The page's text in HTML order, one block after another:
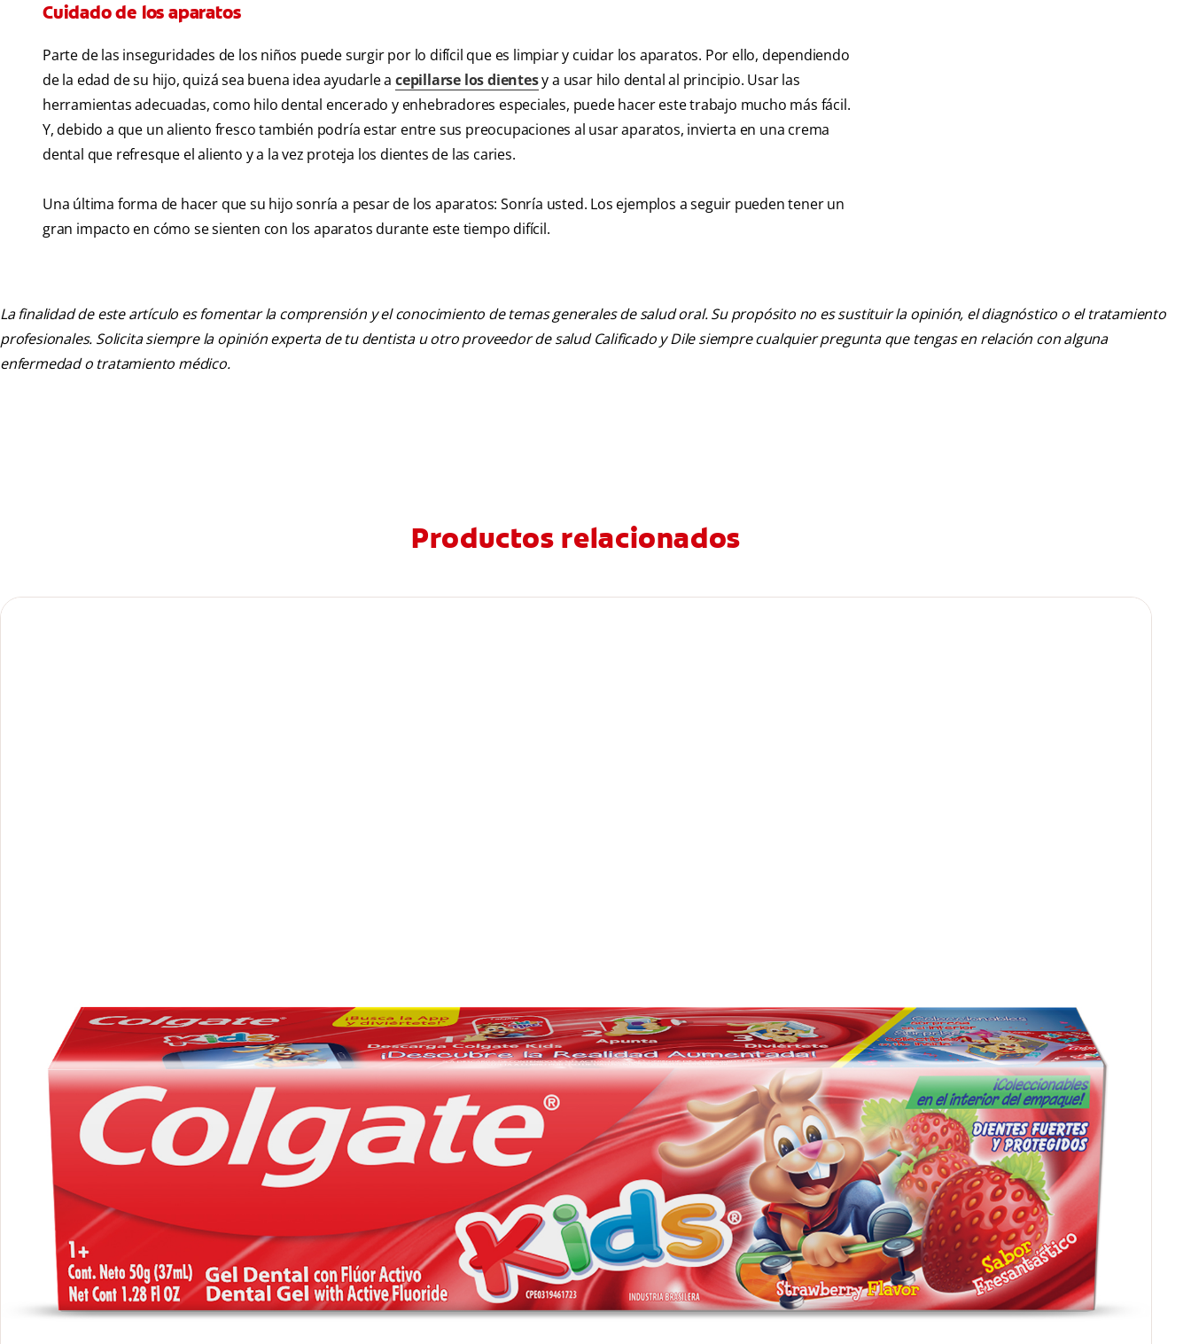
Cuidado de los aparatos
Parte de las inseguridades de los niños puede surgir por lo difícil que es limpiar y cuidar los aparatos. Por ello, dependiendo
de la edad de su hijo, quizá sea buena idea ayudarle a cepillarse los dientesy a usar hilo dental al principio. Usar las
herramientas adecuadas, como hilo dental encerado y enhebradores especiales, puede hacer este trabajo mucho más fácil.
Y, debido a que un aliento fresco también podría estar entre sus preocupaciones al usar aparatos, invierta en una crema
dental que refresque el aliento y a la vez proteja los dientes de las caries.
Una última forma de hacer que su hijo sonría a pesar de los aparatos: Sonría usted. Los ejemplos a seguir pueden tener un
gran impacto en cómo se sienten con los aparatos durante este tiempo difícil.
La finalidad de este artículo es fomentar la comprensión y el conocimiento de temas generales de salud oral. Su propósito no es sustituir la opinión, el diagnóstico o el tratamiento
profesionales. Solicita siempre la opinión experta de tu dentista u otro proveedor de salud Calificado y Dile siempre cualquier pregunta que tengas en relación con alguna
enfermedad o tratamiento médico.
Productos relacionados